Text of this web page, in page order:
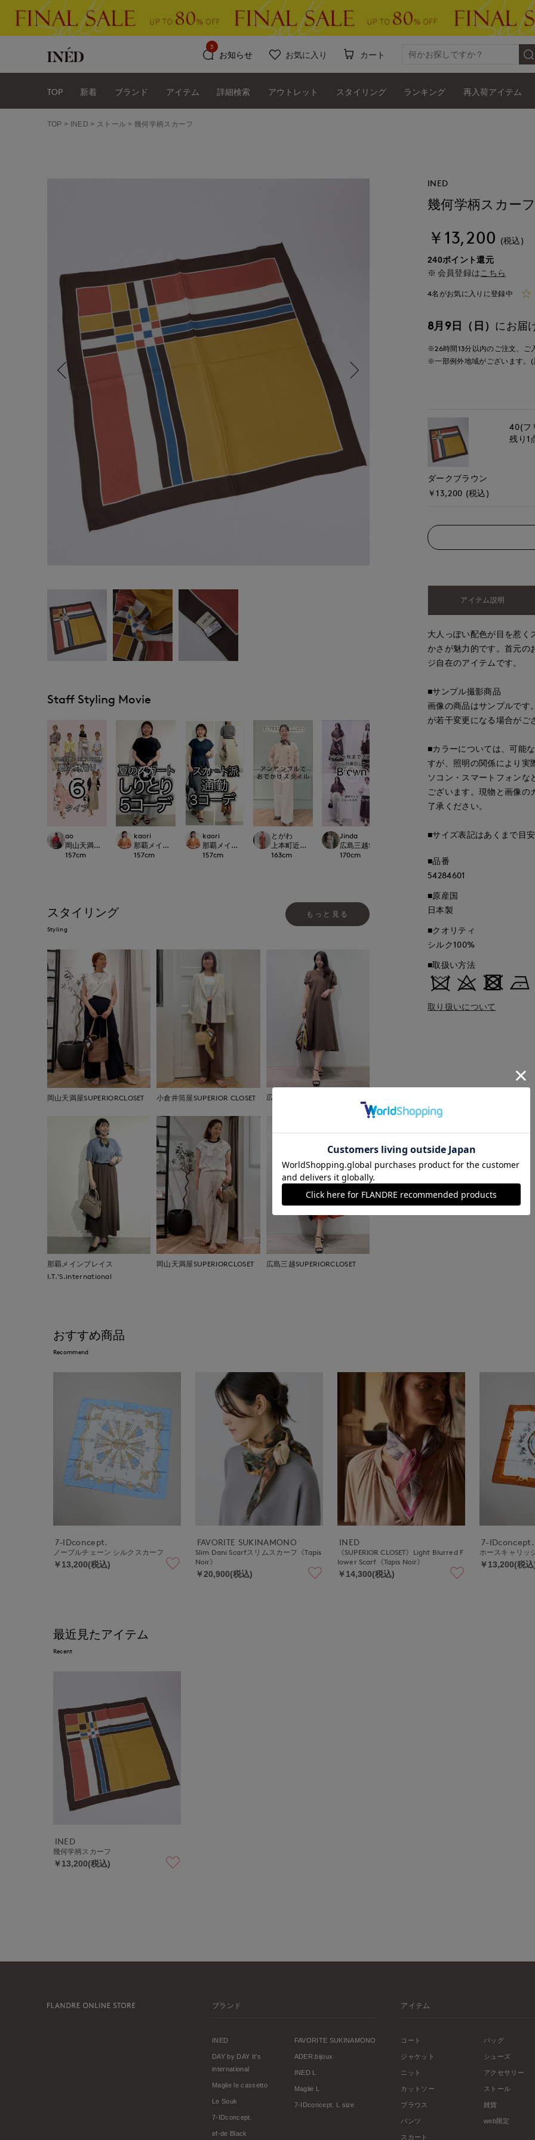
お知らせ
3
お気に入り カート
TOP 新着 ブランド アイテム 詳細検索 アウトレット スタイリング ランキング 再入荷アイテム
TOP INED ストール 幾何学柄スカーフ
Staff Styling Movie
ao
岡山天満屋SUPERIORCLOSET
157cm
kaori
那覇メインプレイスI.T.'S.international
157cm
kaori
那覇メインプレイスI.T.'S.international
157cm
とがわ
上本町近鉄SUPERIORCLOSET
163cm
Jinda
広島三越SUPERIORCLOSET
170cm
ao
スタイリング
Styling
もっと見る
岡山天満屋SUPERIORCLOSET 小倉井筒屋SUPERIOR CLOSET 広島三越SUPERIORCLOSET
那覇メインプレイス
I.T.'S.international
岡山天満屋SUPERIORCLOSET 広島三越SUPERIORCLOSET
INED
幾何学柄スカーフ
￥13,200 (税込)
240ポイント還元
会員登録は こちら
4名がお気に入りに登録中
8月9日（日） にお届
※26時間12分以内のご注文、ご
※一部例外地域がございます。(
ダークブラウン
￥13,200 (税込)
40(フ
残り1
アイテム説明
大人っぽい配色が目を惹く
かさが魅力的です。首元の
ジ自在のアイテムです。
■サンプル撮影商品
画像の商品はサンプルです
が若干変更になる場合がご
■カラーについては、可能
すが、照明の関係により実
ソコン・スマートフォンな
ございます。現物と画像の
了承ください。
■サイズ表記はあくまで目安
■品番
54284601
■原産国
日本製
■クオリティ
シルク100%
■取扱い方法
取り扱いについて
おすすめ商品
Recommend
7-IDconcept.
ノーブルチェーン シルクスカーフ
￥13,200(税込)
FAVORITE SUKINAMONO
Slim Dani Scarfスリムスカーフ《Tapis
Noir》
￥20,900(税込)
INED
《SUPERIOR CLOSET》Light Blurred F
lower Scarf《Tapis Noir》
￥14,300(税込)
7-IDconcept.
ホースキャリッ
￥13,200(税込
最近見たアイテム
Recent
INED
幾何学柄スカーフ
￥13,200(税込)
ブランド
INED
DAY by DAY It's
international
Maglie le cassetto
Le Souk
7-IDconcept.
ef-de Black
FAVORITE SUKINAMONO
ADER.bijoux
INED L
Maglie L
7-IDconcept. L size
アイテム
コート
ジャケット
ニット
カットソー
ブラウス
パンツ
スカート
バッグ
シューズ
アクセサリー
ストール
雑貨
web限定